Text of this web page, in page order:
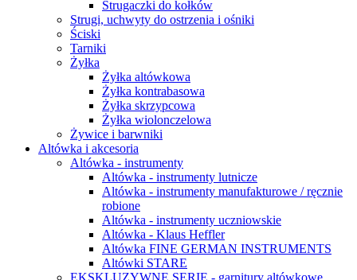
Strugaczki do kołków
Strugi, uchwyty do ostrzenia i ośniki
Ściski
Tarniki
Żyłka
Żyłka altówkowa
Żyłka kontrabasowa
Żyłka skrzypcowa
Żyłka wiolonczelowa
Żywice i barwniki
Altówka i akcesoria
Altówka - instrumenty
Altówka - instrumenty lutnicze
Altówka - instrumenty manufakturowe / ręcznie
robione
Altówka - instrumenty uczniowskie
Altówka - Klaus Heffler
Altówka FINE GERMAN INSTRUMENTS
Altówki STARE
EKSKLUZYWNE SERIE - garnitury altówkowe